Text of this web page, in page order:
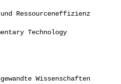
und Ressourceneffizienz
Technology
Wissenschaften